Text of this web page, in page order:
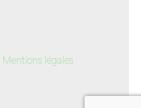
Mentions légales